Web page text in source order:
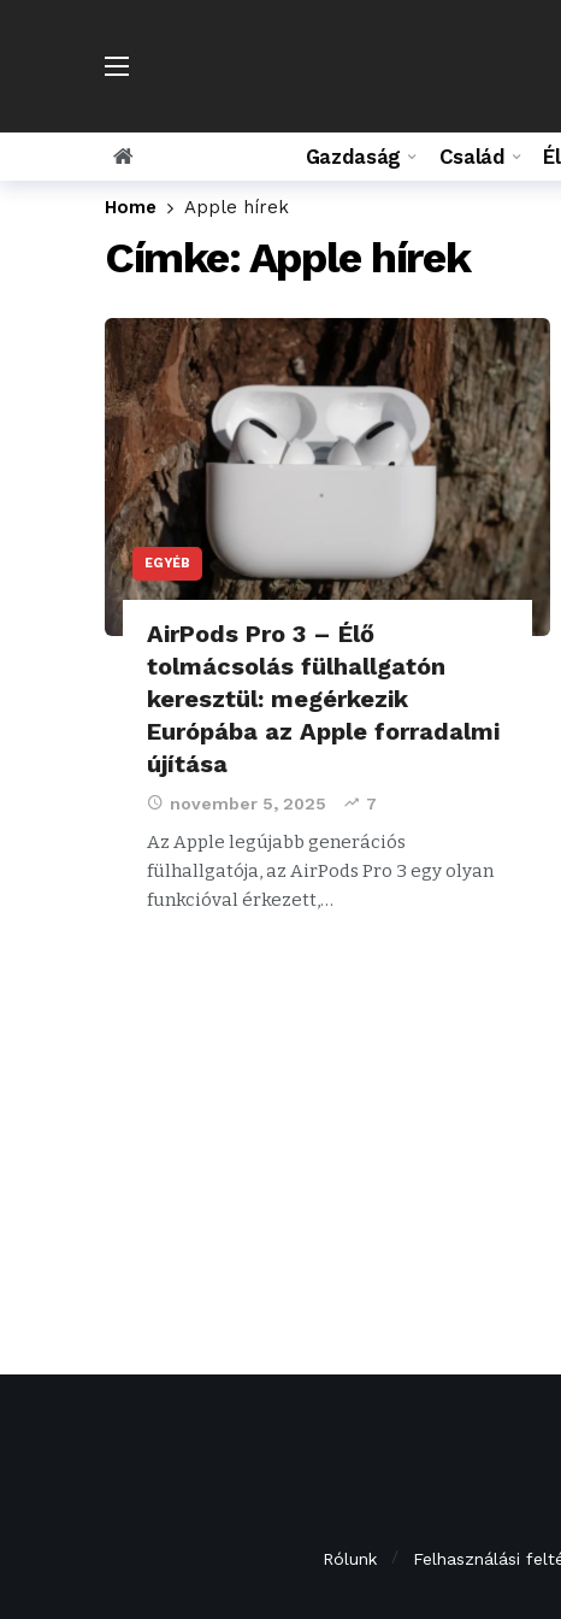
Gazdaság Család
Home Apple hírek
Címke:Apple hírek
EGYÉB
AirPods Pro 3 – Élő
tolmácsolás fülhallgatón
keresztül: megérkezik
Európába az Apple forradalmi
újítása
november 5, 2025 7
Az Apple legújabb generációs
fülhallgatója, az AirPods Pro 3 egy olyan
funkcióval érkezett,…
Rólunk Felhasználási